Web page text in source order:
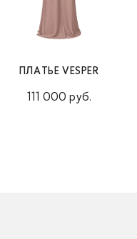
ПЛАТЬЕ VESPER
111 000 руб.